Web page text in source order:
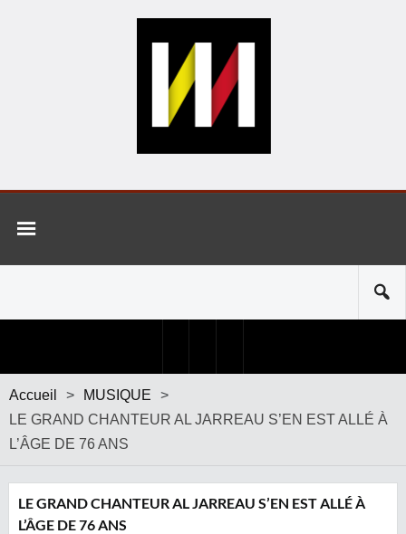
Accueil > MUSIQUE
>
​LE GRAND CHANTEUR AL JARREAU S’EN EST ALLÉ À
L’ÂGE DE 76 ANS
​LE GRAND CHANTEUR AL JARREAU S’EN EST ALLÉ À
L’ÂGE DE 76 ANS